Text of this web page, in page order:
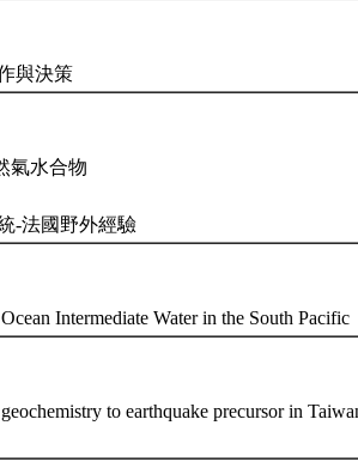
與決策
氣水合物
-法國野外經驗
Intermediate Water in the South Pacific
to earthquake precursor in